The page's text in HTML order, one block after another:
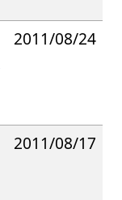
2011/08/24
2011/08/17